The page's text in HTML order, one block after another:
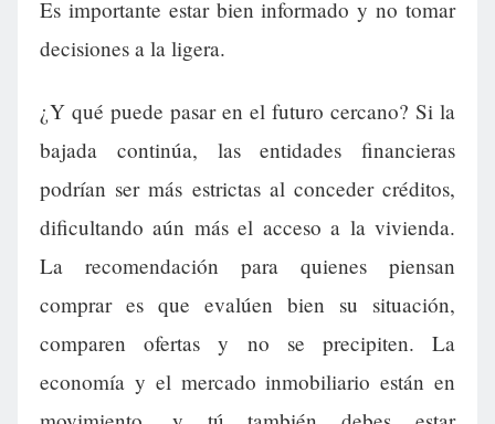
Es importante estar bien informado y no tomar
decisiones a la ligera.
¿Y qué puede pasar en el futuro cercano? Si la
bajada continúa, las entidades financieras
podrían ser más estrictas al conceder créditos,
dificultando aún más el acceso a la vivienda.
La recomendación para quienes piensan
comprar es que evalúen bien su situación,
comparen ofertas y no se precipiten. La
economía y el mercado inmobiliario están en